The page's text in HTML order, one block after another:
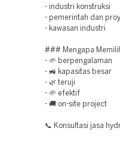
- industri konstruksi
- pemerintah dan
- kawasan industri
### Mengapa
- 🌱 berpengalaman
- 🚜 kapasitas besar
- 🌿 teruji
- 🌱 efektif
- 🚚 on-site project
📞 Konsultasi jasa